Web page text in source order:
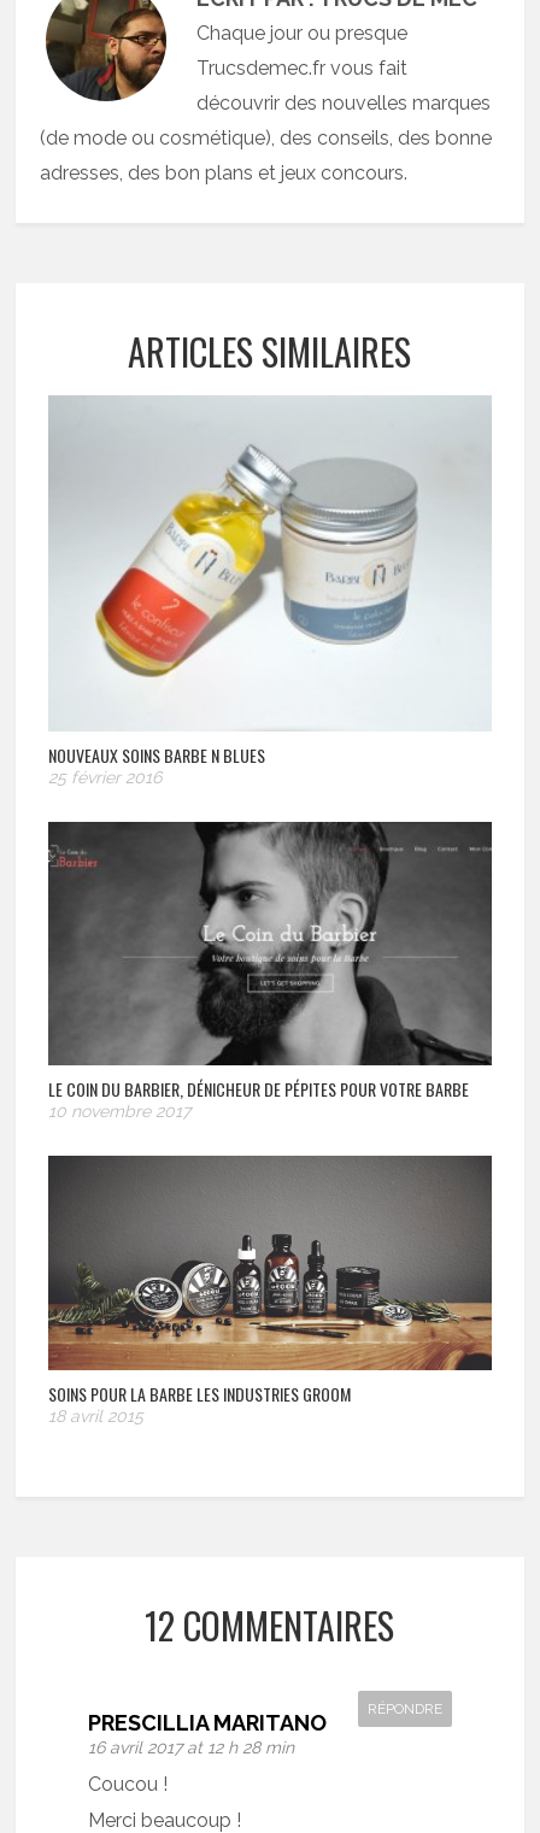
Chaque jour ou presque
Trucsdemec.fr vous fait
découvrir des nouvelles marques
(de mode ou cosmétique), des conseils, des bonne
adresses, des bon plans et jeux concours.
ARTICLES SIMILAIRES
NOUVEAUX SOINS BARBE N BLUES
25 février 2016
LE COIN DU BARBIER, DÉNICHEUR DE PÉPITES POUR VOTRE BARBE
10 novembre 2017
SOINS POUR LA BARBE LES INDUSTRIES GROOM
18 avril 2015
12 COMMENTAIRES
PRESCILLIA MARITANO
16 avril 2017 at 12 h 28 min
RÉPONDRE
Coucou !
Merci beaucoup !